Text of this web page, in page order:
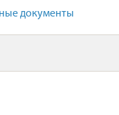
документы